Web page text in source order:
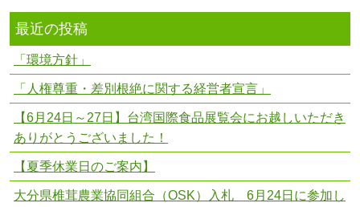
最近の投稿
「環境方針」
「人権尊重・差別根絶に関する経営者宣言」
【6月24日～27日】台湾国際食品展覧会にお越しいただき
ありがとうございました！
【夏季休業日のご案内】
大分県椎茸農業協同組合（OSK）入札 6月24日に参加し